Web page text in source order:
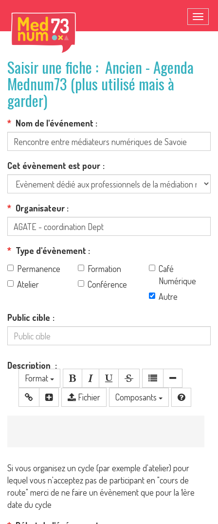
Saisir une fiche : Ancien - Agenda
Mednum73 (plus utilisé mais à
garder)
Nom de l'événement
Cet évènement est pour
Organisateur
Type d'évènement
Permanence
Atelier
Formation
Conférence
Café
Numérique
Autre
Public cible
Description
Format
Fichier
Composants
Si vous organisez un cycle (par exemple d'atelier) pour
lequel vous n'acceptez pas de participant en "cours de
route" merci de ne faire un évènement que pour la 1ère
date du cycle